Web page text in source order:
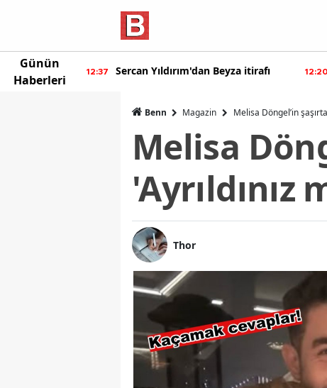
Günün
Haberleri
yeni 12:37 Sercan Yıldırım'dan Beyza itirafı 12:20
Benn Magazin Melisa Döngel’in
Melisa
'Ayrıldınız
Thor